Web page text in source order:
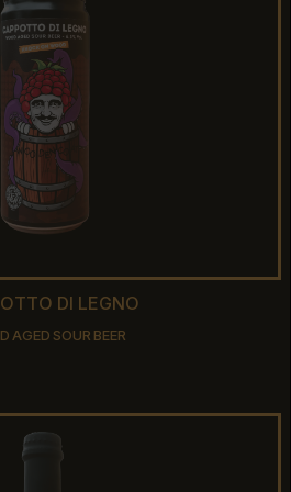
DI LEGNO
DI LEGNO
AGED SOUR BEER